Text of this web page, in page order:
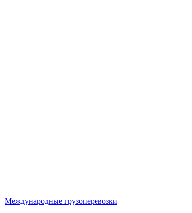
Международные грузоперевозки